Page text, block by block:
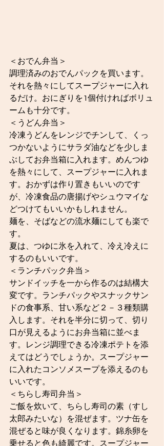
＜おでん弁当＞
調理済みのおでんパックを買います。
それを熱々にしてスープジャーに入れ
るだけ。おにぎりを1個付ければボリュ
ームも十分です。
＜うどん弁当＞
冷凍うどんをレンジでチンして、くっ
つかないようにサラダ油などを少しま
ぶしてお弁当箱に入れます。めんつゆ
を熱々にして、スープジャーに入れま
す。おかずは作り置きもいいのです
が、冷凍食品の唐揚げやシュウマイな
どつけてもいいかもしれません。
麺を、そばなどの流水麺にしても楽で
す。
夏は、つゆに氷を入れて、冷え冷えに
するのもいいです。
＜ランチパック弁当＞
サンドイッチを一から作るのは結構大
変です。ランチパックやスナックサン
ドの食事系、甘い系など２－３種類購
入します。それを半分に切って、切り
口が見えるようにお弁当箱に並べま
す。レンジ調理できる冷凍ポテトを添
えてはどうでしょうか。スープジャー
に入れたコンソメスープを添えるのも
いいです。
＜ちらし寿司弁当＞
ご飯を炊いて、ちらし寿司の素（すし
太郎みたいな）を混ぜます。ツナ缶を
混ぜると味が良くなります。錦糸卵を
乗せると色も綺麗です。スープジャー